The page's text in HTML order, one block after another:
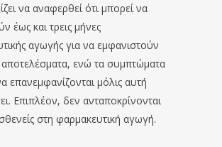
να αναφερθεί ότι μπορεί να
έως και τρεις μήνες
αγωγής για να εμφανιστούν
ενώ τα συμπτώματα
επανεμφανίζονται μόλις αυτή
Επιπλέον, δεν ανταποκρίνονται
στη φαρμακευτική αγωγή.